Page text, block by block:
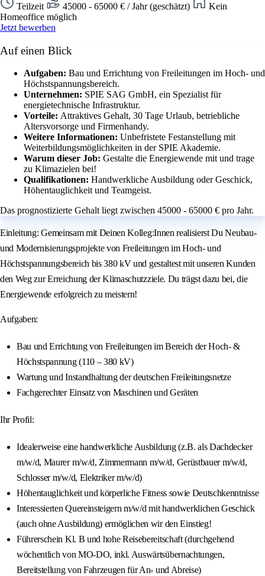
Teilzeit 45000 - 65000 € / Jahr (geschätzt)
Kein
Homeoffice möglich
Jetzt bewerben
Auf einen Blick
Aufgaben: Bau und Errichtung von Freileitungen im Hoch- und
Höchstspannungsbereich.
Unternehmen: SPIE SAG GmbH, ein Spezialist für
energietechnische Infrastruktur.
Vorteile: Attraktives Gehalt, 30 Tage Urlaub, betriebliche
Altersvorsorge und Firmenhandy.
Weitere Informationen: Unbefristete Festanstellung mit
Weiterbildungsmöglichkeiten in der SPIE Akademie.
Warum dieser Job: Gestalte die Energiewende mit und trage
zu Klimazielen bei!
Qualifikationen: Handwerkliche Ausbildung oder Geschick,
Höhentauglichkeit und Teamgeist.
Das prognostizierte Gehalt liegt zwischen 45000 - 65000 € pro Jahr.
Einleitung: Gemeinsam mit Deinen Kolleg:Innen realisierst Du Neubau-
und Modernisierungsprojekte von Freileitungen im Hoch- und
Höchstspannungsbereich bis 380 kV und gestaltest mit unseren Kunden
den Weg zur Erreichung der Klimaschutzziele. Du trägst dazu bei, die
Energiewende erfolgreich zu meistern!
Aufgaben:
Bau und Errichtung von Freileitungen im Bereich der Hoch- &
Höchstspannung (110 – 380 kV)
Wartung und Instandhaltung der deutschen Freileitungsnetze
Fachgerechter Einsatz von Maschinen und Geräten
Ihr Profil:
Idealerweise eine handwerkliche Ausbildung (z.B. als Dachdecker
m/w/d, Maurer m/w/d, Zimmermann m/w/d, Gerüstbauer m/w/d,
Schlosser m/w/d, Elektriker m/w/d)
Höhentauglichkeit und körperliche Fitness sowie Deutschkenntnisse
Interessierten Quereinsteigern m/w/d mit handwerklichen Geschick
(auch ohne Ausbildung) ermöglichen wir den Einstieg!
Führerschein Kl. B und hohe Reisebereitschaft (durchgehend
wöchentlich von MO-DO, inkl. Auswärtsübernachtungen,
Bereitstellung von Fahrzeugen für An- und Abreise)